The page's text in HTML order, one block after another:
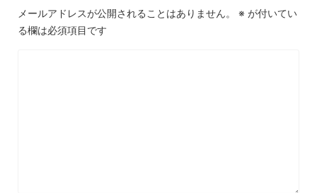
メールアドレスが公開されることはありません。 ※ が付いてい
る欄は必須項目です